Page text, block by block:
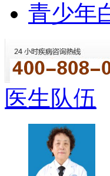
青少年
医生队伍